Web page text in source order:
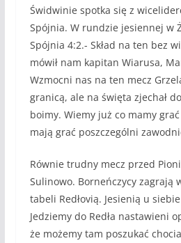
Świdwinie spotka się z
Spójnia. W rundzie jesiennej w
Spójnia 4:2.- Skład na ten bez
mówił nam kapitan Wiarusa,
Wzmocni nas na ten mecz
granicą, ale na święta zjechał
boimy. Wiemy już co mamy
mają grać poszczególni
Równie trudny mecz przed
Sulinowo. Borneńczycy zagrają
tabeli Redłovią. Jesienią u
Jedziemy do Redła nastawieni
że możemy tam poszukać